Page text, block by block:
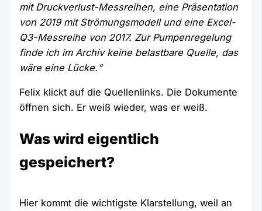
mit Druckverlust-Messreihen, eine Präsentation
von 2019 mit Strömungsmodell und eine Excel-
Q3-Messreihe von 2017. Zur Pumpenregelung
finde ich im Archiv keine belastbare Quelle, das
wäre eine Lücke.“
Felix klickt auf die Quellenlinks. Die Dokumente
öffnen sich. Er weiß wieder, was er weiß.
Was wird eigentlich
gespeichert?
Hier kommt die wichtigste Klarstellung, weil an